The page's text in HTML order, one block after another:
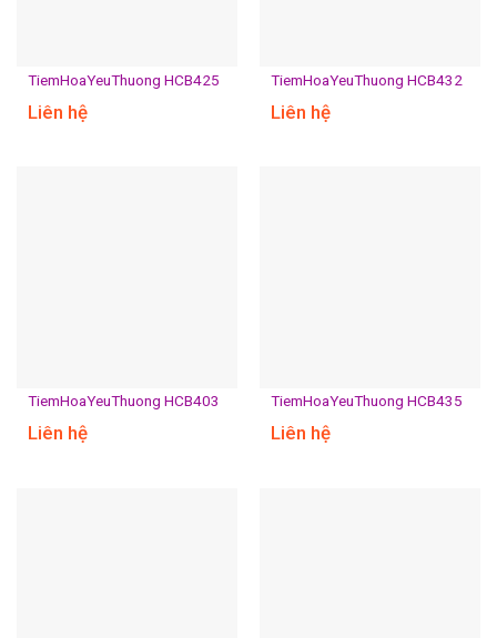
TiemHoaYeuThuong HCB425
Liên hệ
TiemHoaYeuThuong HCB432
Liên hệ
TiemHoaYeuThuong HCB403
Liên hệ
TiemHoaYeuThuong HCB435
Liên hệ